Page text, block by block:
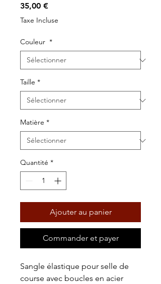
35,00 €Prix
Taxe Incluse
Couleur *
Taille *
Matière *
Quantité *
Ajouter au panier
Commander et payer
Sangle élastique pour selle de
course avec boucles en acier